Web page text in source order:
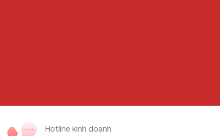
Hotline kinh doanh